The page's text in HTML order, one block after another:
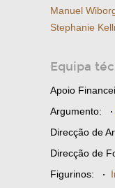
Manuel
Stephanie
Equipa
Apoio
Argumento: ·
Direcção de
Direcção de
Figurinos: ·